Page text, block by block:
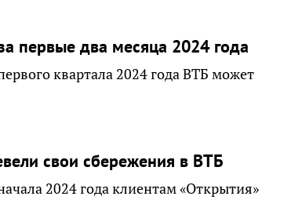
первые два месяца 2024 года
квартала 2024 года ВТБ может
свои сбережения в ВТБ
2024 года клиентам «Открытия»